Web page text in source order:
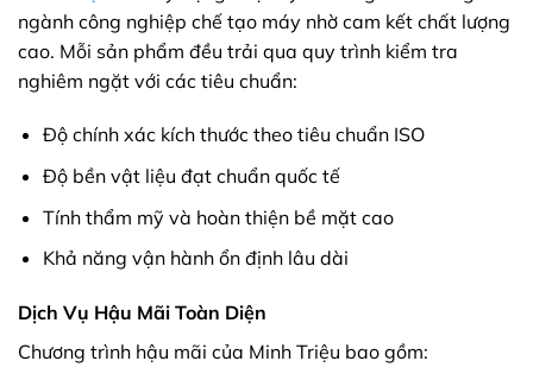
ngành công nghiệp chế tạo máy nhờ cam kết chất lượng
cao. Mỗi sản phẩm đều trải qua quy trình kiểm tra
nghiêm ngặt với các tiêu chuẩn:
Độ chính xác kích thước theo tiêu chuẩn ISO
Độ bền vật liệu đạt chuẩn quốc tế
Tính thẩm mỹ và hoàn thiện bề mặt cao
Khả năng vận hành ổn định lâu dài
Dịch Vụ Hậu Mãi Toàn Diện
Chương trình hậu mãi của Minh Triệu bao gồm: